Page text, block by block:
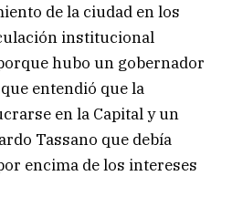
de la ciudad en los
institucional
hubo un gobernador
entendió que la
en la Capital y un
Tassano que debía
encima de los intereses